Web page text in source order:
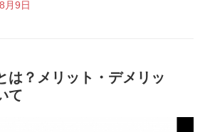
月9日
は？メリット・デメリッ
て